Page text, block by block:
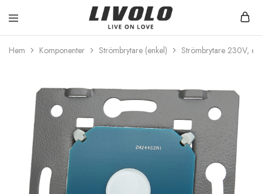
Livolo
Stilren
med
smart
hem
Hem Komponenter Strömbrytare (enkel) Strömbrytare 230V,